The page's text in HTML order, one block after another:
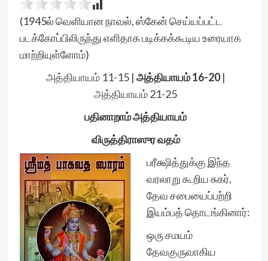
(1945ல் வெளியான நாவல், ஸ்கேன் செய்யப்பட்ட
படக்கோப்பிலிருந்து எளிதாக படிக்கக்கூடிய உரையாக
மாற்றியுள்ளோம்)
அத்தியாயம் 11-15| அத்தியாயம் 16-20|
அத்தியாயம் 21-25
பதினாறாம் அத்தியாயம்
விருத்திராஸுர வதம்
பரீக்ஷித்துக்கு இந்த
வரலாறு கூறிய சுகர்,
தேவ சபையைப்பற்றி
இயம்பத் தொடங்கினார்:
ஒரு சமயம்
தேவகுருவாகிய